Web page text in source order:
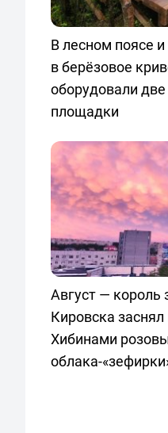
В лесном поясе
в берёзовое
оборудовали
площадки
Август — король
Кировска
Хибинами
облака-